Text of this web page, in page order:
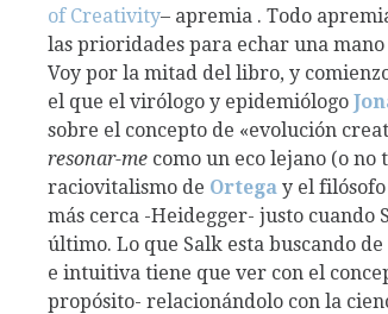
of Creativity– apremia . Todo
las prioridades para echar una
Voy por la mitad del libro, y
el que el virólogo y epidemiólogo
sobre el concepto de «evolución
resonar-me como un eco lejano (o no
raciovitalismo de Ortega y el
más cerca -Heidegger- justo cuando
último. Lo que Salk esta buscando
e intuitiva tiene que ver con el
propósito- relacionándolo con la